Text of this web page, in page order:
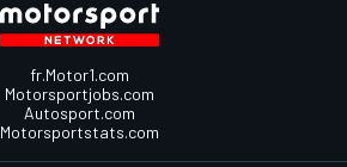
fr.Motor1.com
Motorsportjobs.com
Autosport.com
Motorsportstats.com